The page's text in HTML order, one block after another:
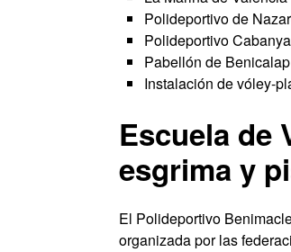
Polideportivo de
Polideportivo
Pabellón de Benicalap
Instalación de vóley-
Escuela de
esgrima y
El Polideportivo
organizada por las